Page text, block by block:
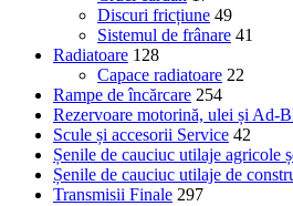
Discuri fricțiune 49
Sistemul de frânare 41
Radiatoare 128
Capace radiatoare 22
Rampe de încărcare 254
Rezervoare motorină, ulei și Ad-
Scule și accesorii Service 42
Șenile de cauciuc utilaje agricole
Șenile de cauciuc utilaje de
Transmisii Finale 297